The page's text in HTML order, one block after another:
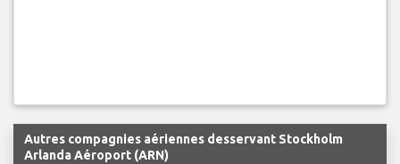
Autres compagnies aériennes desservant Stockholm
Arlanda Aéroport (ARN)